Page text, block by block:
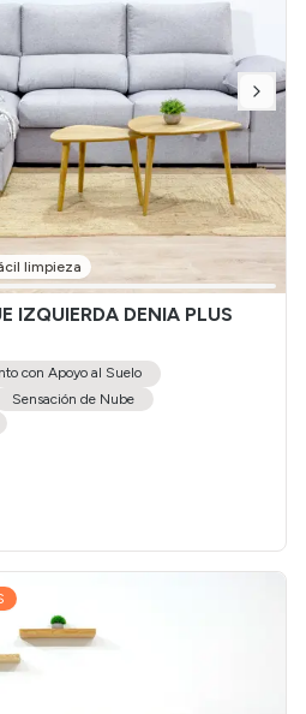
limpieza
IZQUIERDA DENIA PLUS
con Apoyo al Suelo
Sensación de Nube